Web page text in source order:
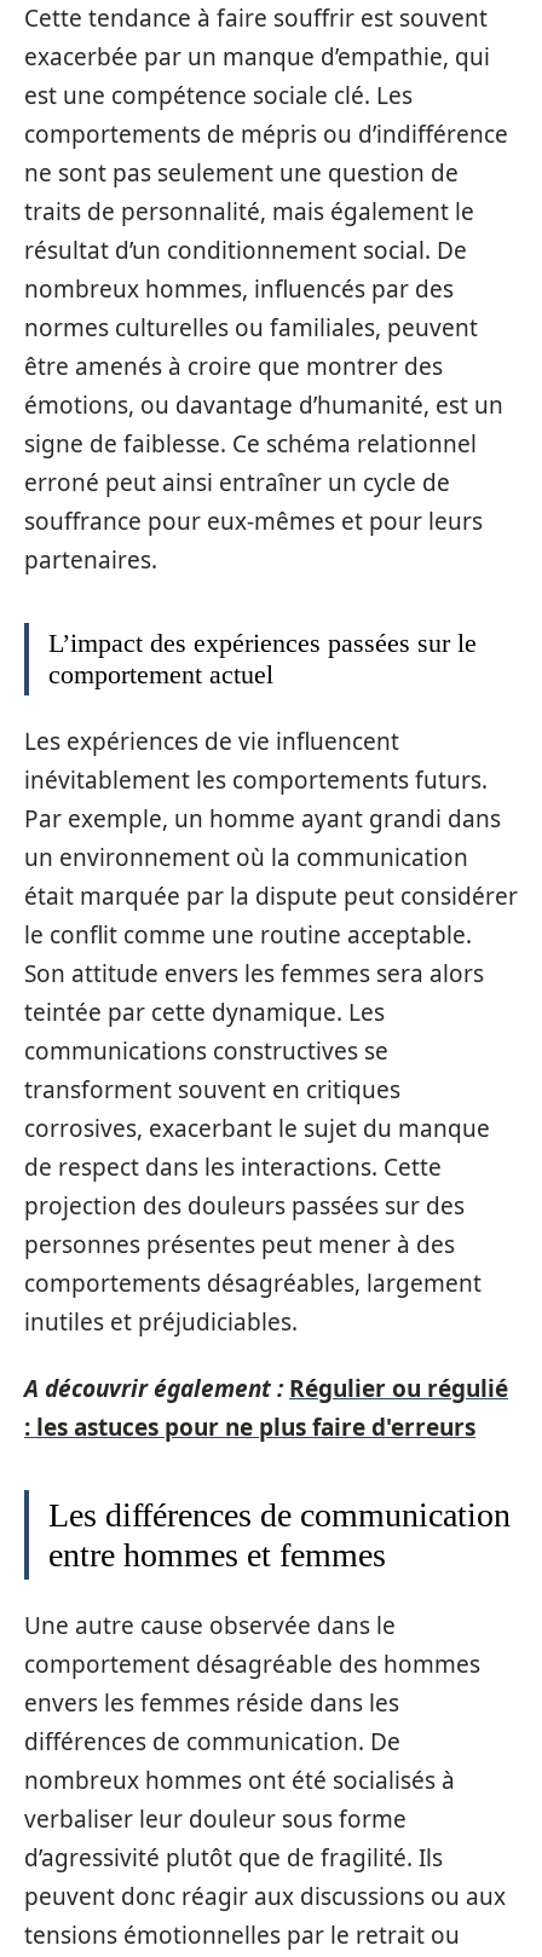
Cette tendance à faire souffrir est souvent
exacerbée par un manque d’empathie, qui
est une compétence sociale clé. Les
comportements de mépris ou d’indifférence
ne sont pas seulement une question de
traits de personnalité, mais également le
résultat d’un conditionnement social. De
nombreux hommes, influencés par des
normes culturelles ou familiales, peuvent
être amenés à croire que montrer des
émotions, ou davantage d’humanité, est un
signe de faiblesse. Ce schéma relationnel
erroné peut ainsi entraîner un cycle de
souffrance pour eux-mêmes et pour leurs
partenaires.
L’impact des expériences passées sur le
comportement actuel
Les expériences de vie influencent
inévitablement les comportements futurs.
Par exemple, un homme ayant grandi dans
un environnement où la communication
était marquée par la dispute peut considérer
le conflit comme une routine acceptable.
Son attitude envers les femmes sera alors
teintée par cette dynamique. Les
communications constructives se
transforment souvent en critiques
corrosives, exacerbant le sujet du manque
de respect dans les interactions. Cette
projection des douleurs passées sur des
personnes présentes peut mener à des
comportements désagréables, largement
inutiles et préjudiciables.
A découvrir également : Régulier ou régulié
: les astuces pour ne plus faire d'erreurs
Les différences de communication
entre hommes et femmes
Une autre cause observée dans le
comportement désagréable des hommes
envers les femmes réside dans les
différences de communication. De
nombreux hommes ont été socialisés à
verbaliser leur douleur sous forme
d’agressivité plutôt que de fragilité. Ils
peuvent donc réagir aux discussions ou aux
tensions émotionnelles par le retrait ou